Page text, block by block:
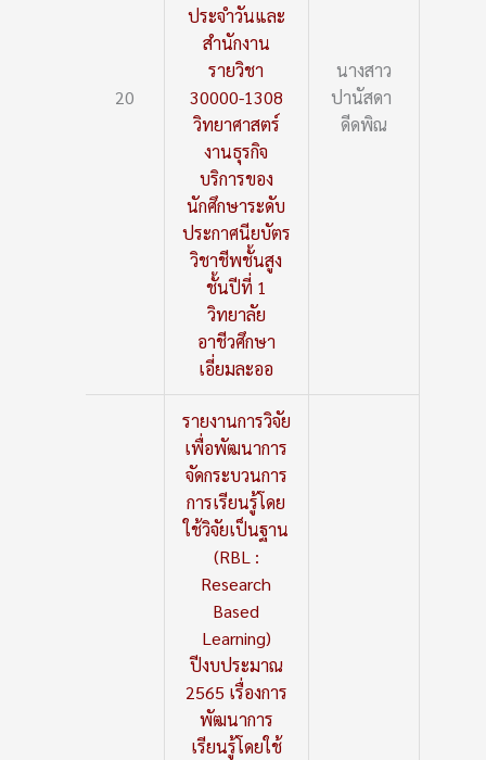
20
ประจำวันและ
สำนักงาน
รายวิชา
30000-1308
วิทยาศาสตร์
งานธุรกิจ
บริการของ
นักศึกษาระดับ
ประกาศนียบัตร
วิชาชีพชั้นสูง
ชั้นปีที่ 1
วิทยาลัย
อาชีวศึกษา
เอี่ยมละออ
นางสาว
ปานัสดา
ดีดพิณ
รายงานการวิจัย
เพื่อพัฒนาการ
จัดกระบวนการ
การเรียนรู้โดย
ใช้วิจัยเป็นฐาน
(RBL :
Research
Based
Learning)
ปีงบประมาณ
2565 เรื่องการ
พัฒนาการ
เรียนรู้โดยใช้